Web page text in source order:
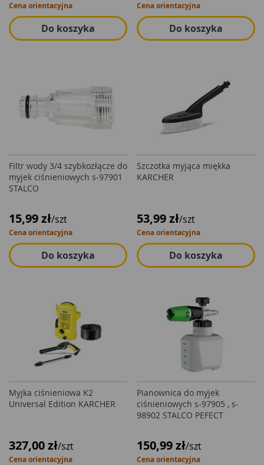
Cena orientacyjna
Do koszyka
Cena orientacyjna
Do koszyka
Filtr wody 3/4 szybkozłącze do
myjek ciśnieniowych s-97901
STALCO
15,99 zł/szt
Cena orientacyjna
Do koszyka
Szczotka myjąca miękka
KARCHER
53,99 zł/szt
Cena orientacyjna
Do koszyka
Myjka ciśnieniowa K2
Universal Edition KARCHER
327,00 zł/szt
Cena orientacyjna
Pianownica do myjek
ciśnieniowych s-97905 , s-
98902 STALCO PEFECT
150,99 zł/szt
Cena orientacyjna